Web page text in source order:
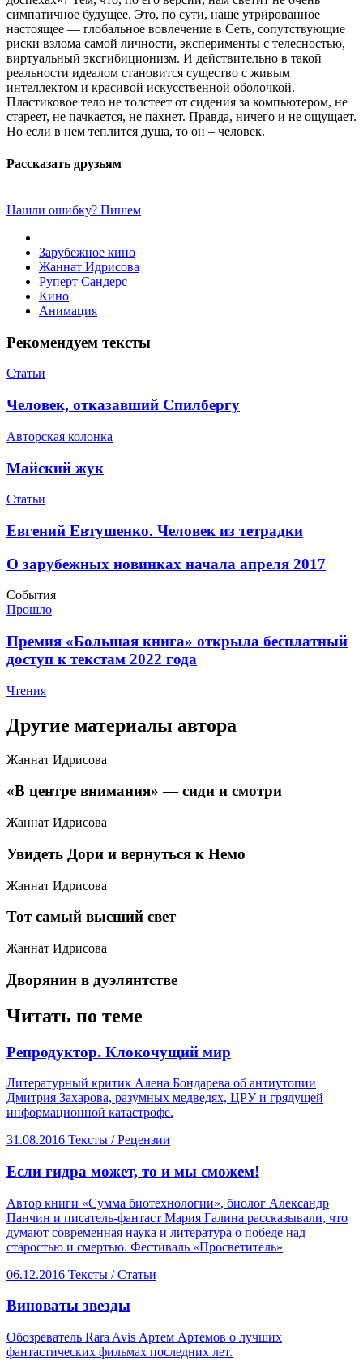
симпатичное будущее. Это, по сути, наше утрированное
настоящее — глобальное вовлечение в Сеть, сопутствующие
риски взлома самой личности, эксперименты с телесностью,
виртуальный эксгибиционизм. И действительно в такой
реальности идеалом становится существо с живым
интеллектом и красивой искусственной оболочкой.
Пластиковое тело не толстеет от сидения за компьютером, не
стареет, не пачкается, не пахнет. Правда, ничего и не ощущает.
Но если в нем теплится душа, то он – человек.
Рассказать друзьям
Нашли ошибку? Пишем
Зарубежное кино
Жаннат Идрисова
Руперт Сандерс
Кино
Анимация
Рекомендуем тексты
Статьи
​Человек, отказавший Спилбергу
Авторская колонка
​Майский жук
Статьи
Евгений Евтушенко. Человек из тетрадки
О зарубежных новинках начала апреля 2017
События
Прошло
​Премия «Большая книга» открыла бесплатный
доступ к текстам 2022 года
Чтения
Другие материалы автора
Жаннат Идрисова
​«В центре внимания» — сиди и смотри
Жаннат Идрисова
​Увидеть Дори и вернуться к Немо
Жаннат Идрисова
​Тот самый высший свет
Жаннат Идрисова
​Дворянин в дуэлянтстве
Читать по теме
​Репродуктор. Клокочущий мир
Литературный критик Алена Бондарева об антиутопии
Дмитрия Захарова, разумных медведях, ЦРУ и грядущей
информационной катастрофе.
31.08.2016 Тексты /Рецензии
​Если гидра может, то и мы сможем!
Автор книги «Сумма биотехнологии», биолог Александр
Панчин и писатель-фантаст Мария Галина рассказывали, что
думают современная наука и литература о победе над
старостью и смертью. Фестиваль «Просветитель»
06.12.2016 Тексты /Статьи
​Виноваты звезды
Обозреватель Rara Avis Артем Артемов о лучших
фантастических фильмах последних лет.